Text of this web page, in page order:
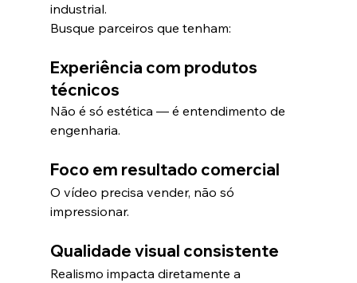
industrial.
Busque parceiros que tenham:
Experiência com produtos
técnicos
Não é só estética — é entendimento de
engenharia.
Foco em resultado comercial
O vídeo precisa vender, não só
impressionar.
Qualidade visual consistente
Realismo impacta diretamente a